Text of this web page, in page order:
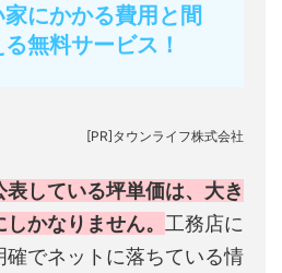
にかかる費用と間
無料サービス！
[PR]タウンライフ株式会社
している坪単価は、大き
かなりません。 工務店に
確でネットに落ちている情